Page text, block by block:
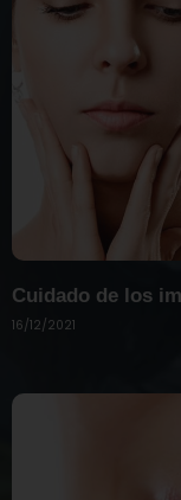
Cuidado de los
16/12/2021